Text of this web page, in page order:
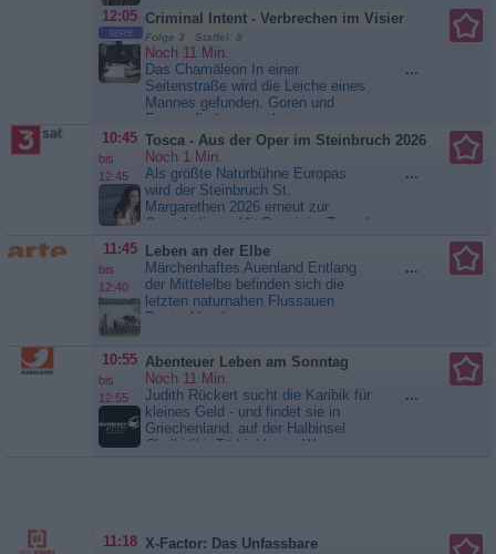
Musikers. Teeter bewohnte mit
seinen Freunden Hank, Helen,
Rafe sowie dessen Freundin Sue
Smith ein großes Loft. Keiner von
ihnen scheint jedoch ein...
Criminal Intent - Verbrechen im
12:05
SERIE
Criminal Intent - Verbrechen im Visier
Folge 3 Staffel: 8
Noch 11 Min.
Das Chamäleon In einer
Seitenstraße wird die Leiche eines
Mannes gefunden. Goren und
Eames finden zwar keinen
Ausweis bei dem Toten, dafür aber
eine sehr exklusive Brieftasche.
Sie will nicht so recht zu der eher
bescheidene Kleidung des Opfer
passen. Zudem entdecken die
Ermittler in einem Schuh des
Verbrechen im Visier
...
10:45
bis
12:45
Tosca - Aus der Oper im Steinbruch 2026
Noch 1 Min.
Als größte Naturbühne Europas
wird der Steinbruch St.
Margarethen 2026 erneut zur
Opernkulisse: Mit Puccinis „Tosca“
Leidenschaft und Dramatik zurück.
Die spektakuläre Freiluftarena im
Burgenland wird zur Kulisse für ein
emotionales Opernerlebnis:
...
11:45
bis
12:40
Leben an der Elbe
Märchenhaftes Auenland Entlang
der Mittelelbe befinden sich die
letzten naturnahen Flussauen
Deutschlands:
Elbe sich ausdehnen, wenn sie
Hochwasser führt. Rund um
Dessau liegen die größten
zusammenhängenden Auenwälder.
Hier ist eine seltene Tierart...
...
10:55
bis
12:55
Abenteuer Leben am Sonntag
Noch 11 Min.
Judith Rückert sucht die Karibik für
kleines Geld - und findet sie in
Griechenland: auf der Halbinsel
Chalkidiki. Türkisblaues Wasser,
...
11:18 X-Factor: Das Unfassbare